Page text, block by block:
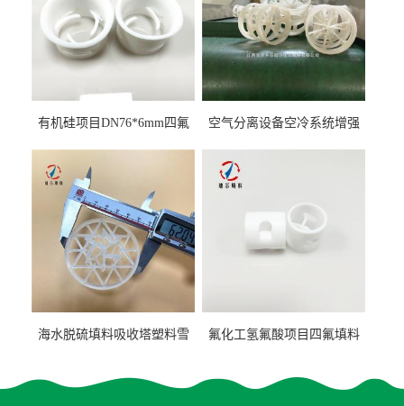
有机硅项目DN76*6mm四氟
空气分离设备空冷系统增强
海水脱硫填料吸收塔塑料雪
氟化工氢氟酸项目四氟填料
蚀